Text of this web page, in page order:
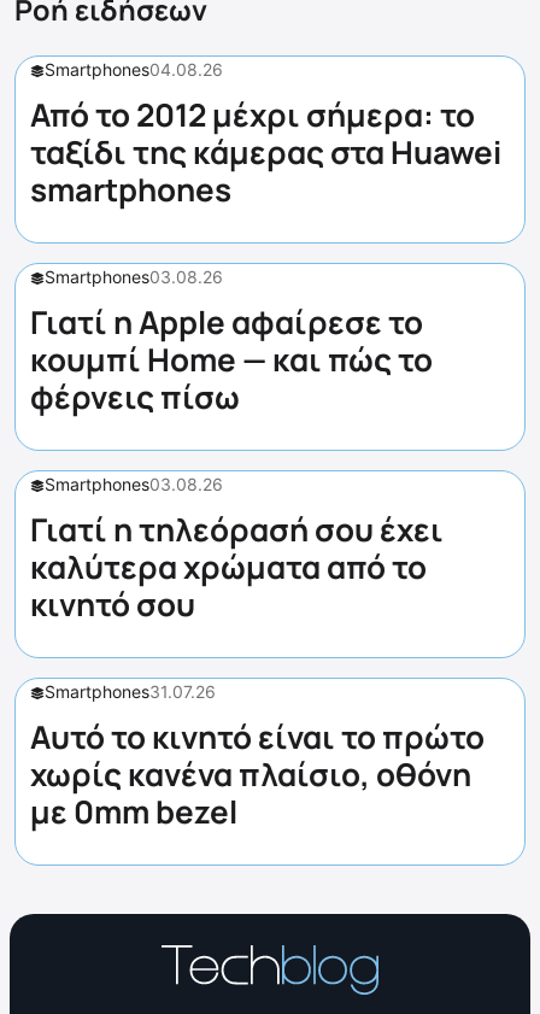
Ροή ειδήσεων
Smartphones04.08.26
Από το 2012 μέχρι σήμερα: το
ταξίδι της κάμερας στα Huawei
smartphones
Smartphones03.08.26
Γιατί η Apple αφαίρεσε το
κουμπί Home — και πώς το
φέρνεις πίσω
Smartphones03.08.26
Γιατί η τηλεόρασή σου έχει
καλύτερα χρώματα από το
κινητό σου
Smartphones31.07.26
Αυτό το κινητό είναι το πρώτο
χωρίς κανένα πλαίσιο, οθόνη
με 0mm bezel